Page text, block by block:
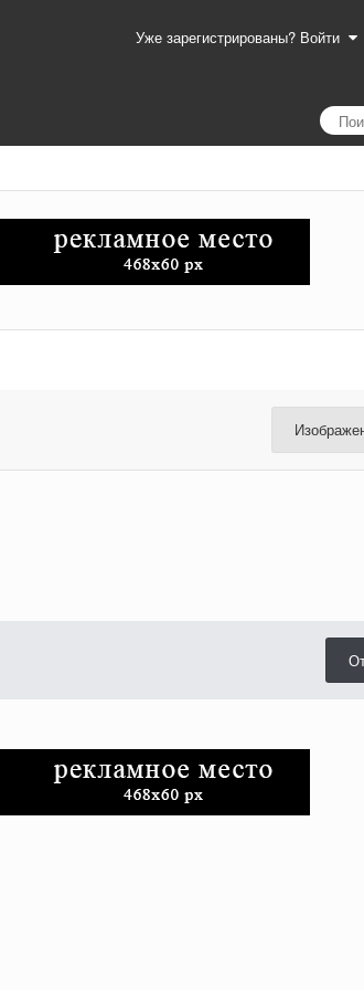
Уже зарегистрированы? Войти